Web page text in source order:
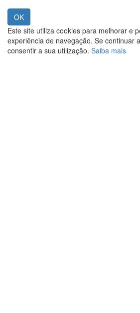
Este site utiliza cookies para melhorar e
experiência de navegação. Se continuar
consentir a sua utilização. Saiba mais